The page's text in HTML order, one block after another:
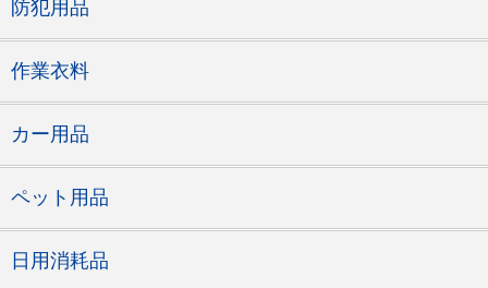
防犯用品
作業衣料
カー用品
ペット用品
日用消耗品